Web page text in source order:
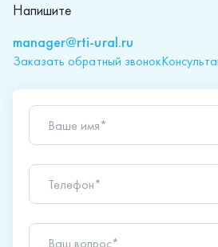
Напишите
manager@rti-ural.ru
Заказать обратный звонок
Ваше имя*
Телефон*
Ваш вопрос*
Отправляя форму вы
политикой обработки